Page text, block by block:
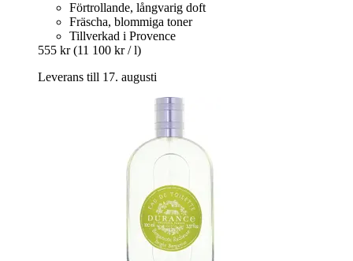
Förtrollande, långvarig doft
Fräscha, blommiga toner
Tillverkad i Provence
555 kr (11 100 kr / l)
Leverans till 17. augusti